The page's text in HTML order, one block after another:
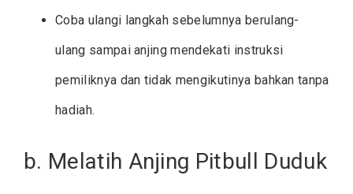
Coba ulangi langkah sebelumnya berulang-
ulang sampai anjing mendekati instruksi
pemiliknya dan tidak mengikutinya bahkan tanpa
hadiah.
b. Melatih Anjing Pitbull Duduk